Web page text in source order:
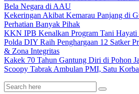
Bela Negara di AAU
Kekeringan Akibat Kemarau Panjang di
Perhatian Banyak Pihak
KKN IPB Kenalkan Program Tani
Polda DIY Raih Penghargaan 12 Satker
& Zona Integritas
Kakek 70 Tahun Gantung Diri di Pohon
Scoopy Tabrak Ambulan PMI, Satu